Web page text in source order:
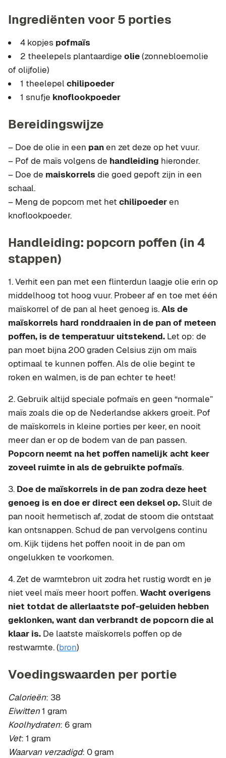
Ingrediënten voor 5 porties
4 kopjes pofmaïs
2 theelepels plantaardige olie(zonnebloemolie
of olijfolie)
1 theelepelchilipoeder
1 snufje knoflookpoeder
Bereidingswijze
– Doe de olie in een panen zet deze op het vuur.
– Pof de maïs volgens de handleiding hieronder.
– Doe de maiskorrels die goed gepoft zijn in een
schaal.
– Meng de popcorn met het chilipoederen
knoflookpoeder.
Handleiding: popcorn poffen (in 4
stappen)
1. Verhit een pan met een flinterdun laagje olie erin op
middelhoog tot hoog vuur. Probeer af en toe met één
maïskorrel of de pan al heet genoeg is.Als de
maïskorrels hard ronddraaien in de pan of meteen
poffen, is de temperatuur uitstekend. Let op: de
pan moet bijna 200 graden Celsius zijn om maïs
optimaal te kunnen poffen. Als de olie begint te
roken en walmen, is de pan echter te heet!
2. Gebruik altijd speciale pofmaïs en geen “normale”
maïs zoals die op de Nederlandse akkers groeit. Pof
de maïskorrels in kleine porties per keer, en nooit
meer dan er op de bodem van de pan passen.
Popcorn neemt na het poffen namelijk acht keer
zoveel ruimte in als de gebruikte pofmaïs.
3. Doe de maïskorrels in de pan zodra deze heet
genoeg is en doe er direct een deksel op. Sluit de
pan nooit hermetisch af, zodat de stoom die ontstaat
kan ontsnappen. Schud de pan vervolgens continu
om. Kijk tijdens het poffen nooit in de pan om
ongelukken te voorkomen.
4. Zet de warmtebron uit zodra het rustig wordt en je
niet veel maïs meer hoort poffen.Wacht overigens
niet totdat de allerlaatste pof-geluiden hebben
geklonken, want dan verbrandt de popcorn die al
klaar is. De laatste maïskorrels poffen op de
restwarmte. (bron)
Voedingswaarden per portie
Calorieën: 38
Eiwitten1 gram
Koolhydraten: 6 gram
Vet: 1 gram
Waarvan verzadigd: 0 gram